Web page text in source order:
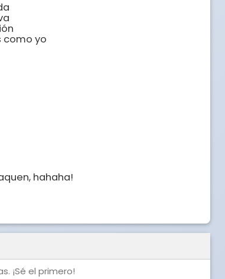
como yo
hahaha!
¡Sé el primero!